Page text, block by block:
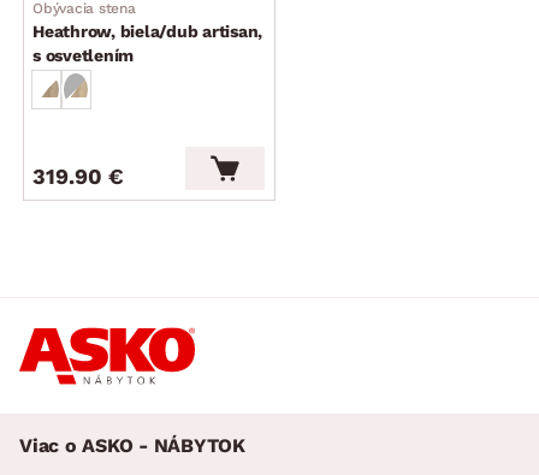
Obývacia stena
Heathrow, biela/dub artisan,
s osvetlením
319.90 €
Viac o ASKO - NÁBYTOK